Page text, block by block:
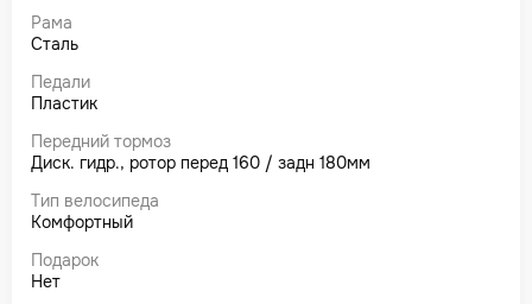
Рама
Сталь
Педали
Пластик
Передний тормоз
Диск. гидр., ротор перед 160 / задн 180мм
Тип велосипеда
Комфортный
Подарок
Нет